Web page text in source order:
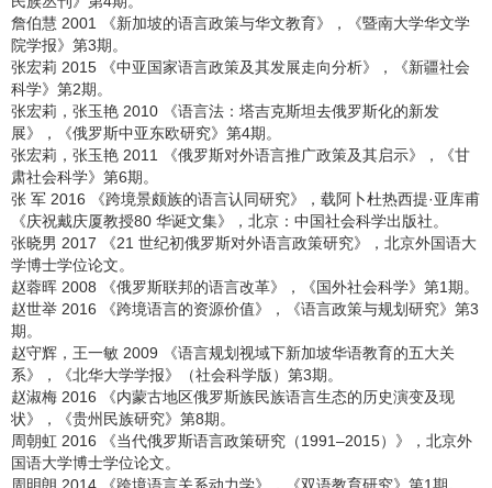
詹伯慧 2001 《新加坡的语言政策与华文教育》，《暨南大学华文学
院学报》第3期。
张宏莉 2015 《中亚国家语言政策及其发展走向分析》，《新疆社会
科学》第2期。
张宏莉，张玉艳 2010 《语言法：塔吉克斯坦去俄罗斯化的新发
展》，《俄罗斯中亚东欧研究》第4期。
张宏莉，张玉艳 2011 《俄罗斯对外语言推广政策及其启示》，《甘
肃社会科学》第6期。
张 军 2016 《跨境景颇族的语言认同研究》，载阿卜杜热西提·亚库甫
《庆祝戴庆厦教授80 华诞文集》，北京：中国社会科学出版社。
张晓男 2017 《21 世纪初俄罗斯对外语言政策研究》，北京外国语大
学博士学位论文。
赵蓉晖 2008 《俄罗斯联邦的语言改革》，《国外社会科学》第1期。
赵世举 2016 《跨境语言的资源价值》，《语言政策与规划研究》第3
期。
赵守辉，王一敏 2009 《语言规划视域下新加坡华语教育的五大关
系》，《北华大学学报》（社会科学版）第3期。
赵淑梅 2016 《内蒙古地区俄罗斯族民族语言生态的历史演变及现
状》，《贵州民族研究》第8期。
周朝虹 2016 《当代俄罗斯语言政策研究（1991–2015）》，北京外
国语大学博士学位论文。